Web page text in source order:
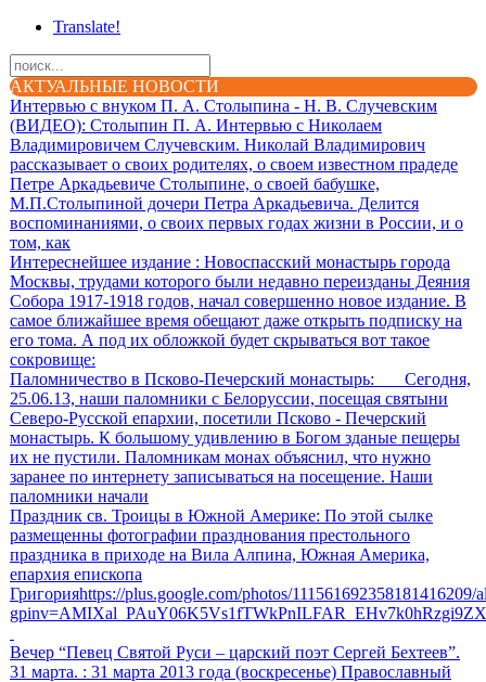
Translate!
АКТУАЛЬНЫЕ НОВОСТИ
Интервью с внуком П. А. Столыпина - Н. В. Случевским
(ВИДЕО): Столыпин П. А. Интервью с Николаем
Владимировичем Случевским. Николай Владимирович
рассказывает о своих родителях, о своем известном прадеде
Петре Аркадьевиче Столыпине, о своей бабушке,
М.П.Столыпиной дочери Петра Аркадьевича. Делится
воспоминаниями, о своих первых годах жизни в России, и о
том, как
Интереснейшее издание : Новоспасский монастырь города
Москвы, трудами которого были недавно переизданы Деяния
Собора 1917-1918 годов, начал совершенно новое издание. В
самое ближайшее время обещают даже открыть подписку на
его тома. А под их обложкой будет скрываться вот такое
сокровище:
Паломничество в Псково-Печерский монастырь: Сегодня,
25.06.13, наши паломники с Белоруссии, посещая святыни
Северо-Русской епархии, посетили Псково - Печерский
монастырь. К большому удивлению в Богом зданые пещеры
их не пустили. Паломникам монах объяснил, что нужно
заранее по интернету записываться на посещение. Наши
паломники начали
Праздник св. Троицы в Южной Америке: По этой сылке
размещенны фотографии празднования престольного
праздника в приходе на Вила Алпина, Южная Америка,
епархия епископа
Григорияhttps://plus.google.com/photos/111561692358181416209/
Вечер “Певец Святой Руси – царский поэт Сергей Бехтеев”.
31 марта. : 31 марта 2013 года (воскресенье) Православный